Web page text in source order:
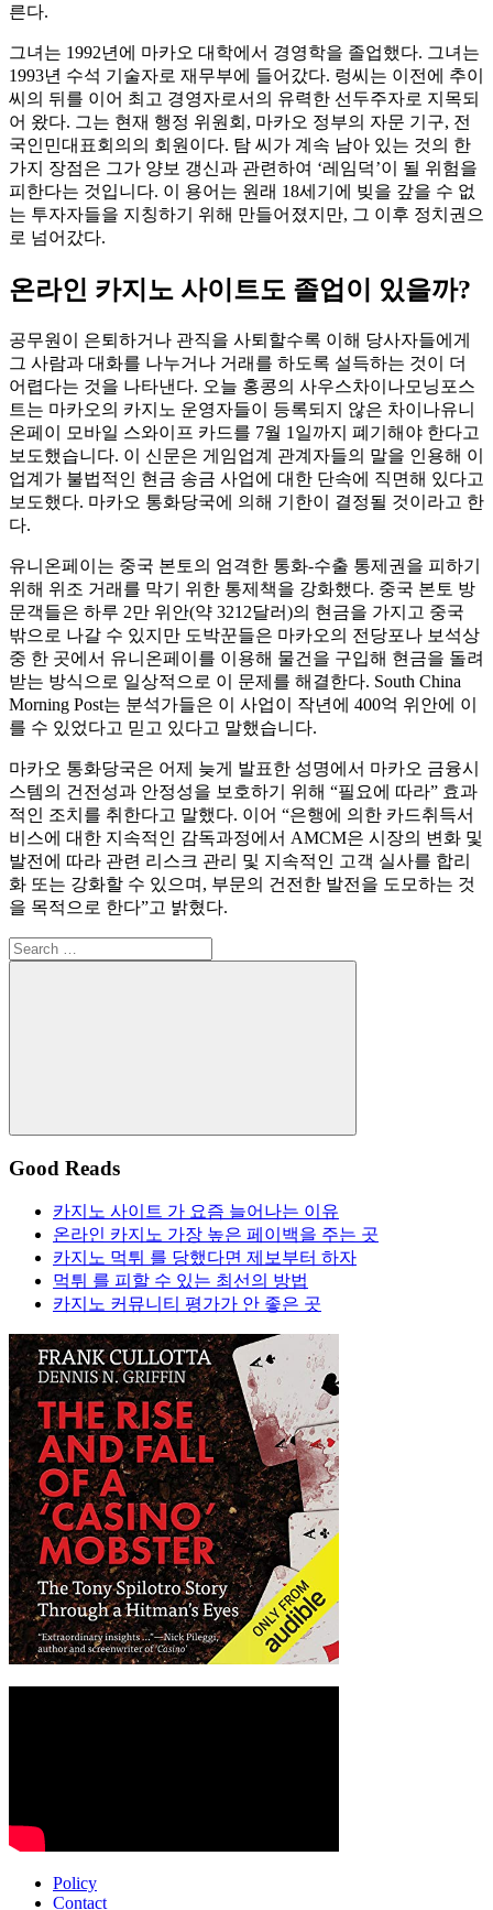
른다.
그녀는 1992년에 마카오 대학에서 경영학을 졸업했다. 그녀는
1993년 수석 기술자로 재무부에 들어갔다. 렁씨는 이전에 추이
씨의 뒤를 이어 최고 경영자로서의 유력한 선두주자로 지목되
어 왔다. 그는 현재 행정 위원회, 마카오 정부의 자문 기구, 전
국인민대표회의의 회원이다. 탐 씨가 계속 남아 있는 것의 한
가지 장점은 그가 양보 갱신과 관련하여 ‘레임덕’이 될 위험을
피한다는 것입니다. 이 용어는 원래 18세기에 빚을 갚을 수 없
는 투자자들을 지칭하기 위해 만들어졌지만, 그 이후 정치권으
로 넘어갔다.
온라인 카지노 사이트도 졸업이 있을까?
공무원이 은퇴하거나 관직을 사퇴할수록 이해 당사자들에게
그 사람과 대화를 나누거나 거래를 하도록 설득하는 것이 더
어렵다는 것을 나타낸다. 오늘 홍콩의 사우스차이나모닝포스
트는 마카오의 카지노 운영자들이 등록되지 않은 차이나유니
온페이 모바일 스와이프 카드를 7월 1일까지 폐기해야 한다고
보도했습니다. 이 신문은 게임업계 관계자들의 말을 인용해 이
업계가 불법적인 현금 송금 사업에 대한 단속에 직면해 있다고
보도했다. 마카오 통화당국에 의해 기한이 결정될 것이라고 한
다.
유니온페이는 중국 본토의 엄격한 통화-수출 통제권을 피하기
위해 위조 거래를 막기 위한 통제책을 강화했다. 중국 본토 방
문객들은 하루 2만 위안(약 3212달러)의 현금을 가지고 중국
밖으로 나갈 수 있지만 도박꾼들은 마카오의 전당포나 보석상
중 한 곳에서 유니온페이를 이용해 물건을 구입해 현금을 돌려
받는 방식으로 일상적으로 이 문제를 해결한다. South China
Morning Post는 분석가들은 이 사업이 작년에 400억 위안에 이
를 수 있었다고 믿고 있다고 말했습니다.
마카오 통화당국은 어제 늦게 발표한 성명에서 마카오 금융시
스템의 건전성과 안정성을 보호하기 위해 “필요에 따라” 효과
적인 조치를 취한다고 말했다. 이어 “은행에 의한 카드취득서
비스에 대한 지속적인 감독과정에서 AMCM은 시장의 변화 및
발전에 따라 관련 리스크 관리 및 지속적인 고객 실사를 합리
화 또는 강화할 수 있으며, 부문의 건전한 발전을 도모하는 것
을 목적으로 한다”고 밝혔다.
Search
for:
Search
Good Reads
카지노 사이트 가 요즘 늘어나는 이유
온라인 카지노 가장 높은 페이백을 주는 곳
카지노 먹튀 를 당했다면 제보부터 하자
먹튀 를 피할 수 있는 최선의 방법
카지노 커뮤니티 평가가 안 좋은 곳
Policy
Contact